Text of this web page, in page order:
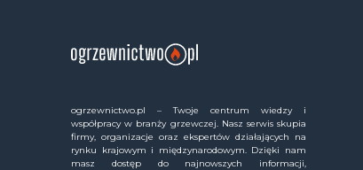
ogrzewnictwo.pl – Twoje centrum wiedzy i
współpracy w branży grzewczej. Nasz serwis skupia
firmy, organizacje oraz ekspertów działających na
rynku krajowym i międzynarodowym. Dzięki nam
masz dostęp do najnowszych informacji,